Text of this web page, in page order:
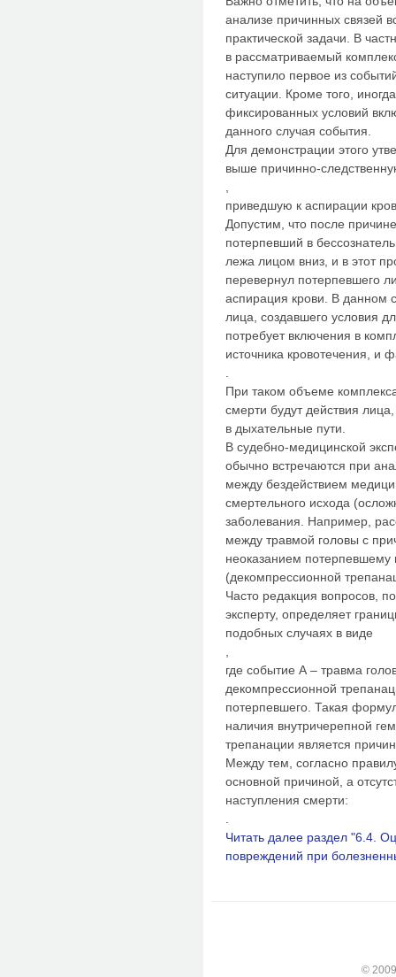
анализе причинных связей
практической задачи. В
в рассматриваемый
наступило первое из
ситуации. Кроме того,
фиксированных условий
данного случая события.
Для демонстрации этого
выше причинно-
приведшую к аспирации
Допустим, что после
потерпевший в
лежа лицом вниз, и в этот
перевернул потерпевшего
аспирация крови. В данном
лица, создавшего условия
потребует включения в
источника кровотечения, и
При таком объеме
смерти будут действия
в дыхательные пути.
В судебно-медицинской
обычно встречаются при
между бездействием
смертельного исхода
заболевания. Например,
между травмой головы с
неоказанием
(декомпрессионной
Часто редакция вопросов,
эксперту, определяет
подобных случаях в виде
где событие А – травма
декомпрессионной
потерпевшего. Такая
наличия внутричерепной
трепанации является
Между тем, согласно
основной причиной, а
наступления смерти:
Читать далее раздел "6.4.
повреждений при
©